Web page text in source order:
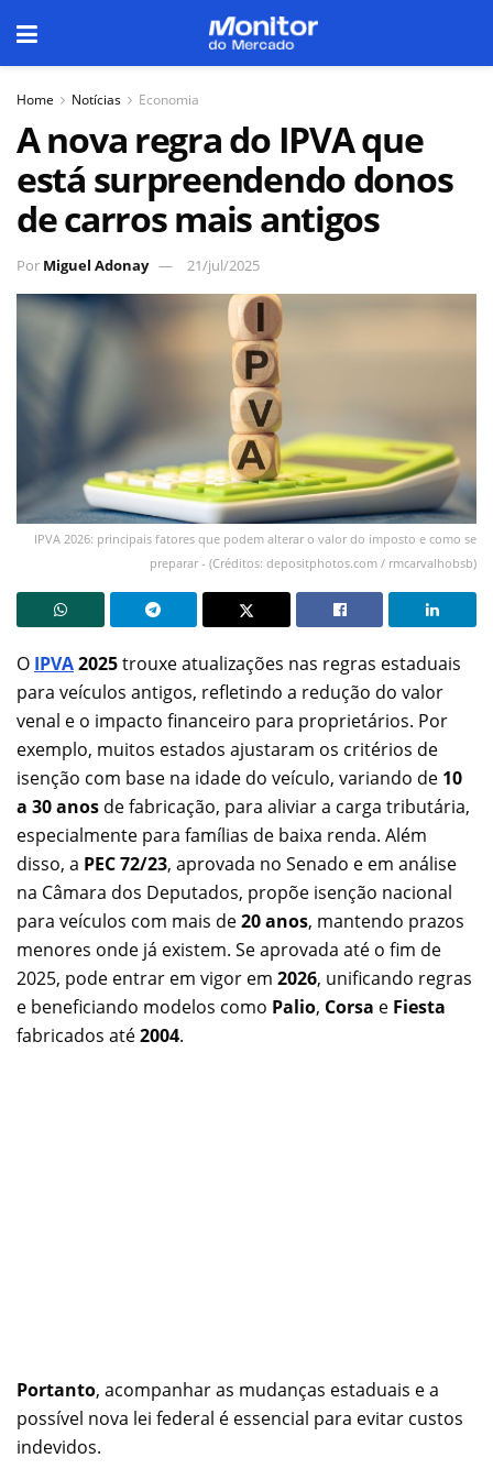
Home Notícias Economia
A nova regra do IPVA que
está surpreendendo donos
de carros mais antigos
Por Miguel Adonay 21/jul/2025
IPVA 2026: principais fatores que podem alterar o valor do imposto e como se
preparar - (Créditos: depositphotos.com / rmcarvalhobsb)
O IPVA2025trouxe atualizações nas regras estaduais
para veículos antigos, refletindo a redução do valor
venal e o impacto financeiro para proprietários. Por
exemplo, muitos estados ajustaram os critérios de
isenção com base na idade do veículo, variando de 10
a 30 anos de fabricação, para aliviar a carga tributária,
especialmente para famílias de baixa renda. Além
disso, a PEC 72/23, aprovada no Senado e em análise
na Câmara dos Deputados, propõe isenção nacional
para veículos com mais de20 anos, mantendo prazos
menores onde já existem. Se aprovada até o fim de
2025, pode entrar em vigor em 2026, unificando regras
e beneficiando modelos como Palio, Corsa e Fiesta
fabricados até2004.
Portanto, acompanhar as mudanças estaduais e a
possível nova lei federal é essencial para evitar custos
indevidos.